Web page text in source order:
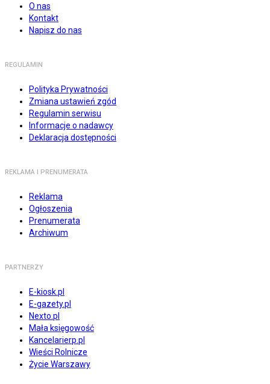
O nas
Kontakt
Napisz do nas
REGULAMIN
Polityka Prywatności
Zmiana ustawień zgód
Regulamin serwisu
Informacje o nadawcy
Deklaracja dostępności
REKLAMA I PRENUMERATA
Reklama
Ogłoszenia
Prenumerata
Archiwum
PARTNERZY
E-kiosk.pl
E-gazety.pl
Nexto.pl
Mała księgowość
Kancelarierp.pl
Wieści Rolnicze
Życie Warszawy